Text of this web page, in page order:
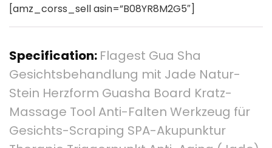
[amz_corss_sell asin=”B08YR8M2G5″]
Specification: Flagest Gua Sha
Gesichtsbehandlung mit Jade Natur-
Stein Herzform Guasha Board Kratz-
Massage Tool Anti-Falten Werkzeug für
Gesichts-Scraping SPA-Akupunktur